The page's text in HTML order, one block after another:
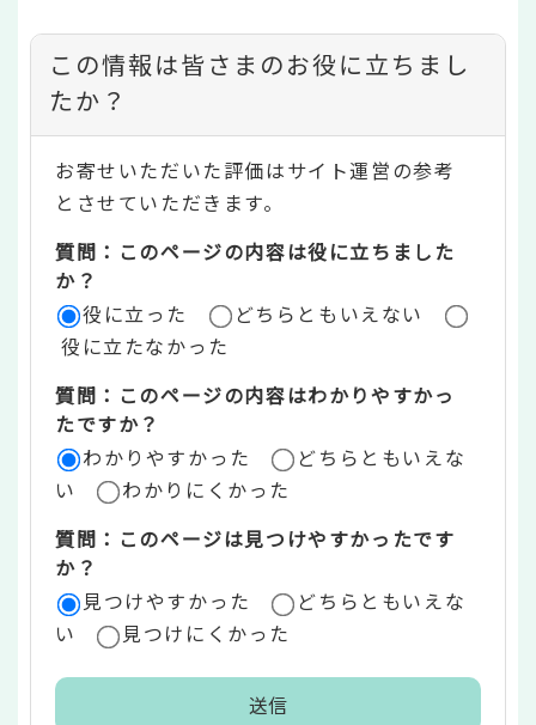
コ
ン
テ
ン
ツ
評
価
リ
ア
この情報は皆さまのお役に立ちまし
たか？
お寄せいただいた評価はサイト運営の参考
とさせていただきます。
質問：このページの内容は役に立ちました
か？
役に立った
どちらともいえない
役に立たなかった
質問：このページの内容はわかりやすかっ
たですか？
わかりやすかった
どちらともいえな
い
わかりにくかった
質問：このページは見つけやすかったです
か？
見つけやすかった
どちらともいえな
い
見つけにくかった